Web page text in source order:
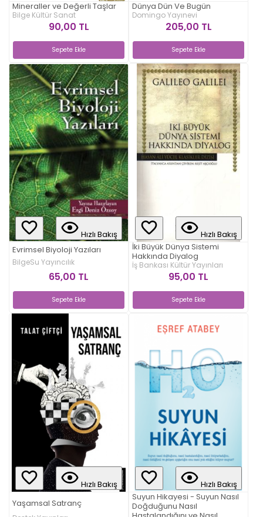
Mineraller ve Değerli Taşlar
Bilge Kültür Sanat
90,00 TL
Sepete Ekle
Dünya Dün Ve Bugün
Domingo Yayınevi
205,00 TL
Sepete Ekle
Hızlı Bakış
Evrimsel Biyoloji Yazıları
BilgeSu Yayıncılık
65,00 TL
Sepete Ekle
Hızlı Bakış
İki Büyük Dünya Sistemi
Hakkında Diyalog
İş Bankası Kültür Yayınları
95,00 TL
Sepete Ekle
Hızlı Bakış
Yaşamsal Satranç
Hızlı Bakış
Suyun Hikayesi - Suyun Nasıl
Doğduğunu Nasıl